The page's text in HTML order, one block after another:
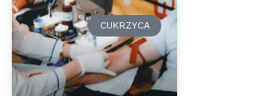
CUKRZYCA